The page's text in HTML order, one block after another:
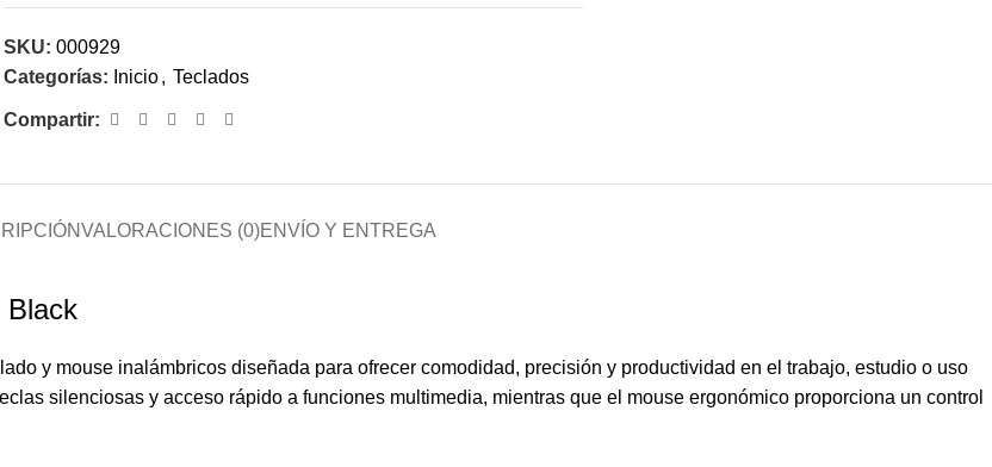
SKU:000929
Categorías: Inicio, Teclados
Compartir:
VALORACIONES (0)ENVÍO Y ENTREGA
Black
y mouse inalámbricos diseñada para ofrecer comodidad, precisión y productividad en el trabajo, estudio o uso
silenciosas y acceso rápido a funciones multimedia, mientras que el mouse ergonómico proporciona un control